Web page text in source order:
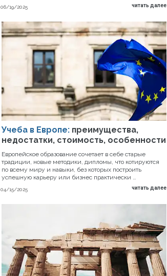
06/19/2025 читать далее
Учеба в Европе: преимущества,
недостатки, стоимость, особенности
04/15/2025
Европейское образование сочетает в себе старые
традиции, новые методики, дипломы, что котируются
по всему миру и навыки, без которых построить
успешную карьеру или бизнес практически …
читать далее